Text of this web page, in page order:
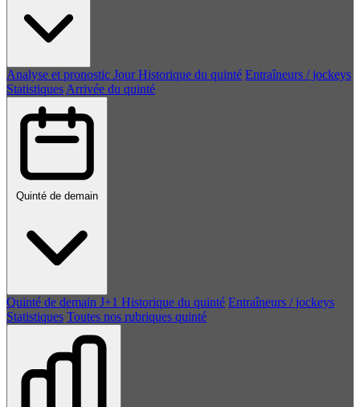
Analyse et pronostic Jour Historique du quinté Entraîneurs / jockeys
Statistiques Arrivée du quinté
Quinté de demain
Quinté de demain J+1 Historique du quinté Entraîneurs / jockeys
Statistiques Toutes nos rubriques quinté